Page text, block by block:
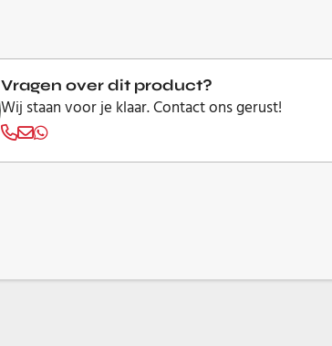
Vragen over dit product?
Wij staan voor je klaar. Contact ons gerust!